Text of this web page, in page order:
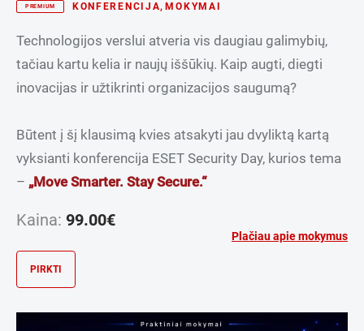
PREMIUM KONFERENCIJA, MOKYMAI
Technologijos verslui atveria vis daugiau galimybių,
tačiau kartu kelia ir naujų iššūkių. Kaip augti, diegti
inovacijas ir užtikrinti organizacijos saugumą?
Būtent į šį klausimą kvies atsakyti jau dvyliktą kartą
vyksianti konferencija ESET Security Day, kurios tema
– „Move Smarter. Stay Secure.“
Kaina: 99.00€
Plačiau apie mokymus
PIRKTI